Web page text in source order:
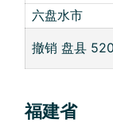
六盘水市
撤销 盘县
福建省